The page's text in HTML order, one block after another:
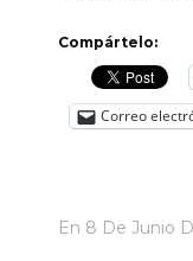
Compártelo:
Correo
En 8 De Junio